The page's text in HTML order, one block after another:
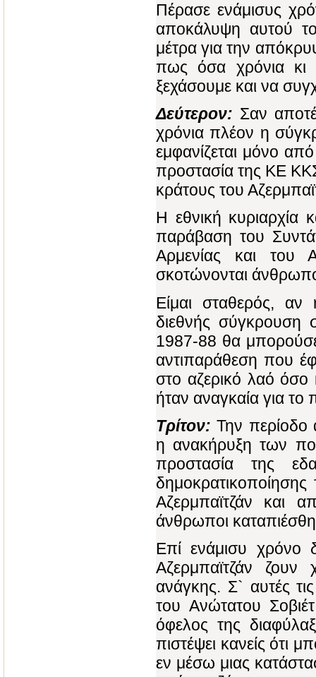
Πέρασε ενάμισυς
αποκάλυψη αυτού
μέτρα για την
πως όσα χρόνια
ξεχάσουμε και να
Δεύτερον: Σαν
χρόνια πλέον η
εμφανίζεται μόνο
προστασία της ΚΕ
κράτους του
Η εθνική κυριαρχία
παράβαση του
Αρμενίας και του
σκοτώνονται
Είμαι σταθερός, αν
διεθνής
1987-88 θα
αντιπαράθεση που
στο αζερικό λαό
ήταν αναγκαία για το
Τρίτον: Την περίοδο
η ανακήρυξη των
προστασία της
Αζερμπαϊτζάν και
άνθρωποι
Επί ενάμισυ χρόνο
Αζερμπαϊτζάν
ανάγκης. Σ` αυτές
του Ανώτατου
όφελος της
πιστέψει κανείς ότι
εν μέσω μιας